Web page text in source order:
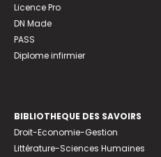
Licence Pro
DN Made
PASS
Diplome infirmier
BIBLIOTHEQUE DES SAVOIRS
Droit-Economie-Gestion
Littérature-Sciences Humaines